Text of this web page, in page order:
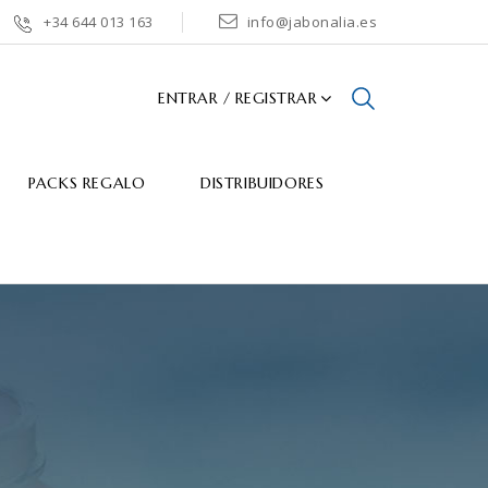
+34 644 013 163 info@jabonalia.es
ENTRAR / REGISTRAR
PACKS REGALO DISTRIBUIDORES